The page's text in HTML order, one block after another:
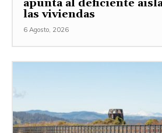
apunta al deficiente
las viviendas
6 Agosto, 2026